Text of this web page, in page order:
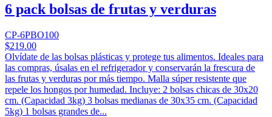
6 pack bolsas de frutas y verduras
CP-6PBO100
$219.00
Olvídate de las bolsas plásticas y protege tus alimentos. Ideales para
las compras, úsalas en el refrigerador y conservarán la frescura de
las frutas y verduras por más tiempo. Malla súper resistente que
repele los hongos por humedad. Incluye: 2 bolsas chicas de 30x20
cm. (Capacidad 3kg) 3 bolsas medianas de 30x35 cm. (Capacidad
5kg) 1 bolsas grandes de...